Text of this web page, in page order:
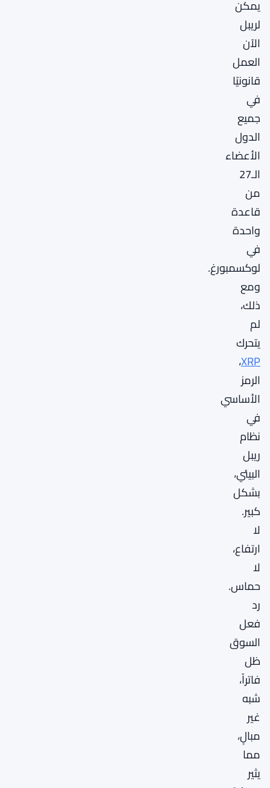
يمكن
لريبل
الآن
العمل
قانونيًا
في
جميع
الدول
الأعضاء
الـ27
من
قاعدة
واحدة
في
لوكسمبورغ.
ومع
ذلك،
لم
يتحرك
XRP،
الرمز
الأساسي
في
نظام
ريبل
البيئي،
بشكل
كبير.
لا
ارتفاع،
لا
حماس.
رد
فعل
السوق
ظل
فاتراً،
شبه
غير
مبالٍ،
مما
يثير